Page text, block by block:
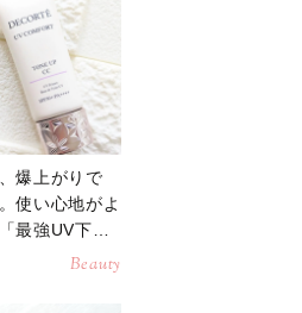
爆上がりで
使い心地がよ
最強UV下
Beauty